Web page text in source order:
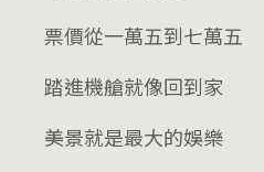
票價從一萬五到七萬五
踏進機艙就像回到家
美景就是最大的娛樂